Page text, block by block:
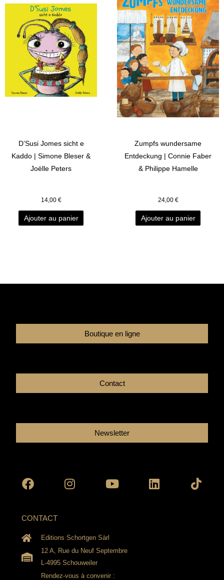
D’Susi Jomes sicht e
Kaddo | Simone Bleser &
Joëlle Peters
14,00 €
Ajouter au panier
Zumpfs wundersame
Entdeckung | Connie Faber
& Philippe Hamelle
24,00 €
Ajouter au panier
Boutique en ligne
Contact
Newsletter
CONTACT
Editions Schortgen Sàrl
12 A, Rue du Neuf Septembre
L-4995 Schouweiler
Rendez-vous à convenir :